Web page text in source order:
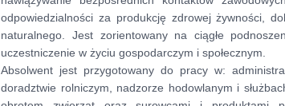
odpowiedzialności za produkcję zdrowej żywności,
naturalnego. Jest zorientowany na ciągłe
uczestniczenie w życiu gospodarczym i społecznym.
Absolwent jest przygotowany do pracy w:
doradztwie rolniczym, nadzorze hodowlanym i